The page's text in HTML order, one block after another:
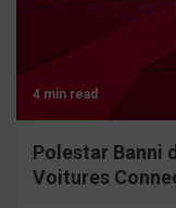
4 min read
Polestar Banni
Voitures